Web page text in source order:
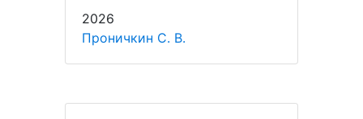
2026
Проничкин С. В.